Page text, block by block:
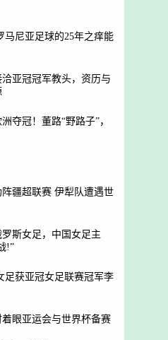
马尼亚足球的25年之痒能
亚冠冠军教头，资历与
夺冠！董路“野路子”，
疆超联赛 伊犁队遭遇世
斯女足，中国女足主
!”
足获亚冠女足联赛冠军李
眼亚运会与世界杯备赛